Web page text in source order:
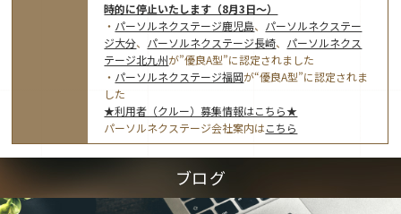
オフィス案内・アクセス
アクセストップ
東京オフィス
事業モデルと仕事内容
ワークスタイル
時的に停止いたします（8月3日～）
・ パーソルネクステージ鹿児島、 パーソルネクステー
ジ大分、 パーソルネクステージ長崎、 パーソルネクス
テージ北九州が”優良A型”に認定されました
・ パーソルネクステージ福岡が“優良A型”に認定されま
した
★利用者（クルー）募集情報はこちら★
パーソルネクステージ会社案内はこちら
ブログ